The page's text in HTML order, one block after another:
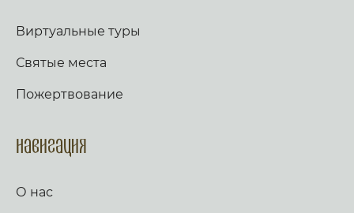
Виртуальные туры
Святые места
Пожертвование
Навигация
О нас